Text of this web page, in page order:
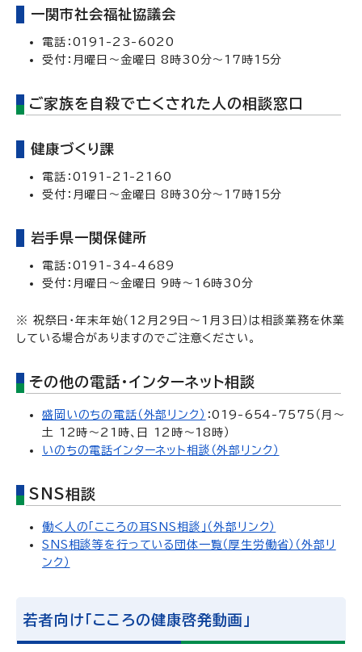
一関市社会福祉協議会
電話：0191-23-6020
受付：月曜日～金曜日 8時30分～17時15分
ご家族を自殺で亡くされた人の相談窓口
健康づくり課
電話：0191-21-2160
受付：月曜日～金曜日 8時30分～17時15分
岩手県一関保健所
電話：0191-34-4689
受付：月曜日～金曜日 9時～16時30分
※ 祝祭日・年末年始（12月29日～1月3日）は相談業務を休業
している場合がありますのでご注意ください。
その他の電話・インターネット相談
盛岡いのちの電話（外部リンク） ：019-654-7575（月～
土 12時～21時、日 12時～18時）
いのちの電話インターネット相談（外部リンク）
SNS相談
働く人の「こころの耳SNS相談」（外部リンク）
SNS相談等を行っている団体一覧（厚生労働省）（外部リ
ンク）
若者向け「こころの健康啓発動画」